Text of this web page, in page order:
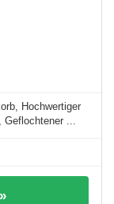
Hochwertiger
...